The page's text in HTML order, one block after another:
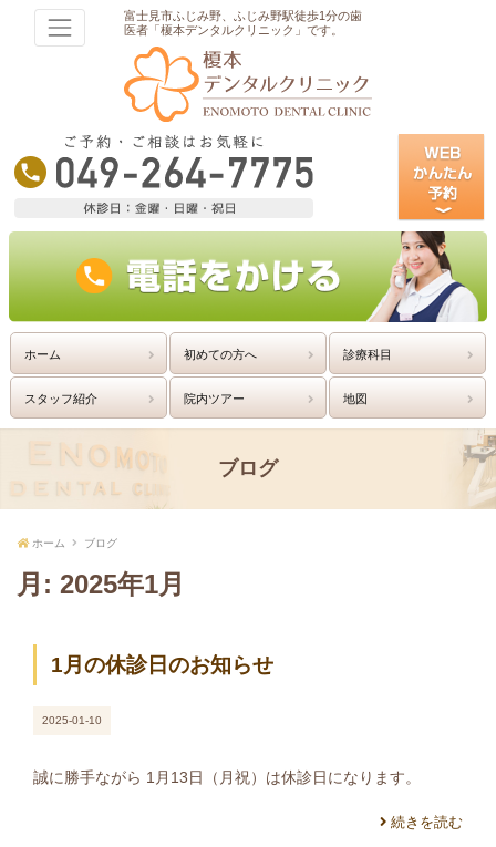
富士見市ふじみ野、ふじみ野駅徒歩1分の歯
医者「榎本デンタルクリニック」です。
ホーム 初めての方へ 診療科目
スタッフ紹介 院内ツアー 地図
ブログ
ホーム ブログ
月: 2025年1月
1月の休診日のお知らせ
2025-01-10
誠に勝手ながら 1月13日（月祝）は休診日になります。
続きを読む